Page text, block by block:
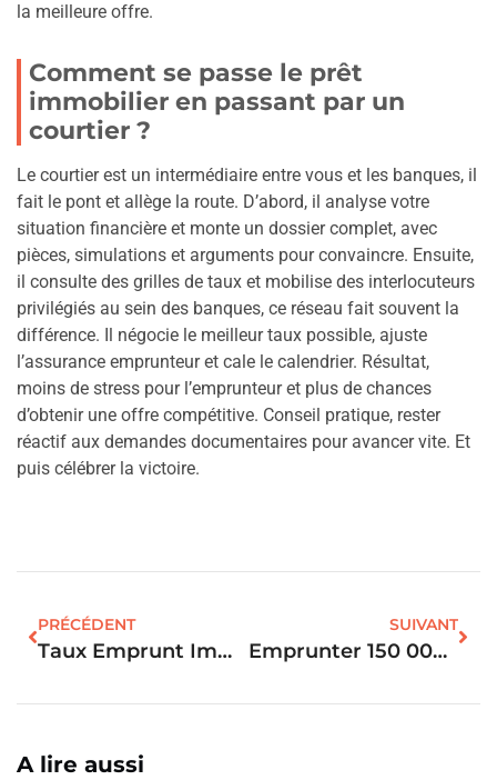
la meilleure offre.
Comment se passe le prêt
immobilier en passant par un
courtier ?
Le courtier est un intermédiaire entre vous et les banques, il
fait le pont et allège la route. D’abord, il analyse votre
situation financière et monte un dossier complet, avec
pièces, simulations et arguments pour convaincre. Ensuite,
il consulte des grilles de taux et mobilise des interlocuteurs
privilégiés au sein des banques, ce réseau fait souvent la
différence. Il négocie le meilleur taux possible, ajuste
l’assurance emprunteur et cale le calendrier. Résultat,
moins de stress pour l’emprunteur et plus de chances
d’obtenir une offre compétitive. Conseil pratique, rester
réactif aux demandes documentaires pour avancer vite. Et
puis célébrer la victoire.
PRÉCÉDENT
Taux Emprunt Immobilier Juin 2024 : L’évolution Des Taux Et Les Tendances Actuelles
SUIVANT
Emprunter 150 000 Euros Sur 25 Ans : Le Salaire Requis Pour Emprunter ?
A lire aussi